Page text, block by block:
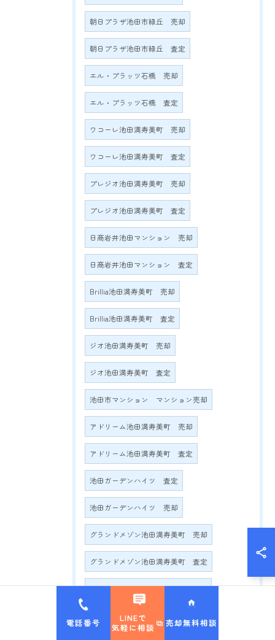
朝日プラザ池田市緑丘 売却
朝日プラザ池田市緑丘 査定
エル・プラッツ石橋 売却
エル・プラッツ石橋 査定
ワコーレ池田満寿美町 売却
ワコーレ池田満寿美町 査定
プレジオ池田満寿美町 売却
プレジオ池田満寿美町 査定
日商岩井池田マンション 売却
日商岩井池田マンション 査定
Brillia池田満寿美町 売却
Brillia池田満寿美町 査定
ジオ池田満寿美町 売却
ジオ池田満寿美町 査定
池田市マンション マンション売却
アドリーム池田満寿美町 売却
アドリーム池田満寿美町 査定
池田ガーデンハイツ 査定
池田ガーデンハイツ 売却
グランドメゾン池田満寿美町 売却
グランドメゾン池田満寿美町 査定
グランドメゾン満寿美町2016 売却
グランドメゾン満寿美町2016 査定
電話番号
LINEで
気軽に相談
売却無料相談